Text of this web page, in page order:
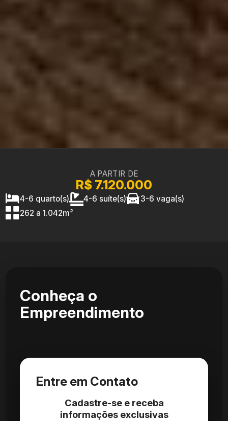
A PARTIR DE
R$ 7.120.000
4-6 quarto(s) 4-6 suíte(s)
3-6 vaga(s)
262 a 1.042m²
Conheça o
Empreendimento
Entre em Contato
Cadastre-se e receba
informações exclusivas